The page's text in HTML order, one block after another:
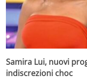
Samira Lui, nuovi
indiscrezioni choc